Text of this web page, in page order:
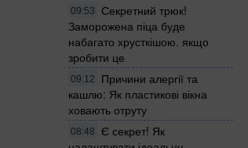
09:53
Секретний трюк!
Заморожена піца буде
набагато хрусткішою. якщо
зробити це
09:12
Причини алергії та
кашлю: Як пластикові вікна
ховають отруту
08:48
Є секрет! Як